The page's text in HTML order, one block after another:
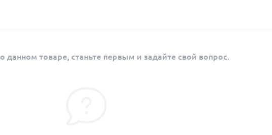
данном товаре, станьте первым и задайте свой вопрос.